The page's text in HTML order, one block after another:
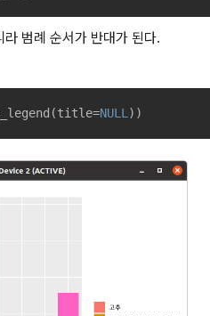
범례 순서가 반대가 된다.
NULL ))